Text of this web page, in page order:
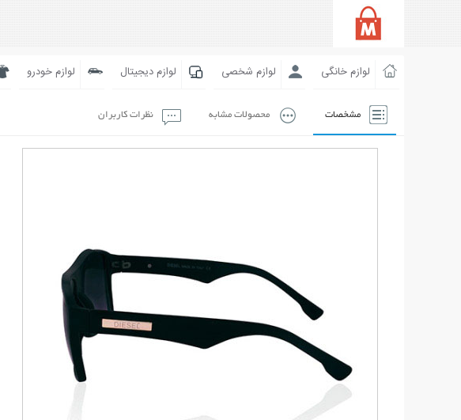
لوازم خانگی لوازم شخصی لوازم دیجیتال لوازم خودرو
مشخصات محصولات مشابه نظرات کاربران